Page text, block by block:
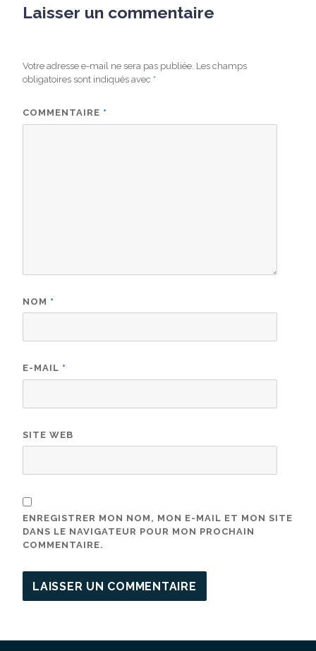
Laisser un commentaire
Votre adresse e-mail ne sera pas publiée. Les champs
obligatoires sont indiqués avec *
COMMENTAIRE *
NOM *
E-MAIL *
SITE WEB
ENREGISTRER MON NOM, MON E-MAIL ET MON SITE
DANS LE NAVIGATEUR POUR MON PROCHAIN
COMMENTAIRE.